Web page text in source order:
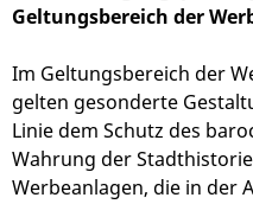
Geltungsbereich der
Im Geltungsbereich der
gelten gesonderte
Linie dem Schutz des
Wahrung der
Werbeanlagen, die in der